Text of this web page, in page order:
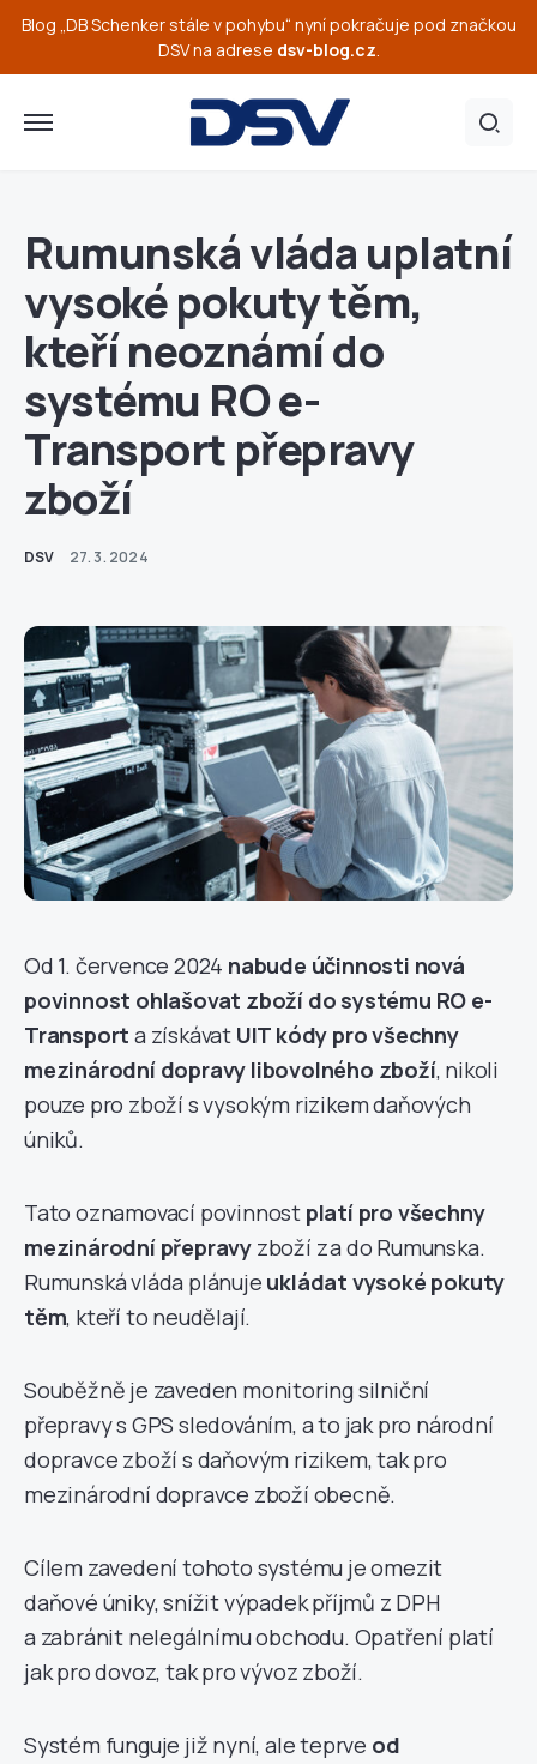
Blog „DB Schenker stále v pohybu“ nyní pokračuje pod značkou
DSV na adrese dsv-blog.cz.
Rumunská vláda uplatní
vysoké pokuty těm,
kteří neoznámí do
systému RO e-
Transport přepravy
zboží
DSV 27. 3. 2024
Od 1. července 2024 nabude účinnosti nová
povinnost ohlašovat zboží do systému RO e-
Transport a získávat UIT kódy pro všechny
mezinárodní dopravy libovolného zboží, nikoli
pouze pro zboží s vysokým rizikem daňových
úniků.
Tato oznamovací povinnost platí pro všechny
mezinárodní přepravy zboží z a do Rumunska.
Rumunská vláda plánuje ukládat vysoké pokuty
těm, kteří to neudělají.
Souběžně je zaveden monitoring silniční
přepravy s GPS sledováním, a to jak pro národní
dopravce zboží s daňovým rizikem, tak pro
mezinárodní dopravce zboží obecně.
Cílem zavedení tohoto systému je omezit
daňové úniky, snížit výpadek příjmů z DPH
a zabránit nelegálnímu obchodu. Opatření platí
jak pro dovoz, tak pro vývoz zboží.
Systém funguje již nyní, ale teprve od